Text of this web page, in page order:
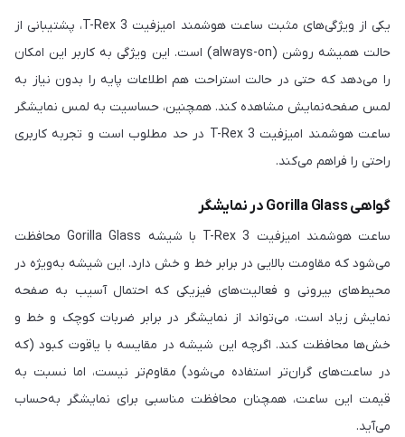
یکی از ویژگی‌های مثبت ساعت هوشمند امیزفیت T-Rex 3، پشتیبانی از
حالت همیشه روشن (always-on) است. این ویژگی به کاربر این امکان
را می‌دهد که حتی در حالت استراحت هم اطلاعات پایه را بدون نیاز به
لمس صفحه‌نمایش مشاهده کند. همچنین، حساسیت به لمس نمایشگر
ساعت هوشمند امیزفیت T-Rex 3 در حد مطلوب است و تجربه کاربری
راحتی را فراهم می‌کند.
گواهی Gorilla Glass در نمایشگر
ساعت هوشمند امیزفیت T-Rex 3 با شیشه Gorilla Glass محافظت
می‌شود که مقاومت بالایی در برابر خط و خش دارد. این شیشه به‌ویژه در
محیط‌های بیرونی و فعالیت‌های فیزیکی که احتمال آسیب به صفحه
نمایش زیاد است، می‌تواند از نمایشگر در برابر ضربات کوچک و خط و
خش‌ها محافظت کند. اگرچه این شیشه در مقایسه با یاقوت کبود (که
در ساعت‌های گران‌تر استفاده می‌شود) مقاوم‌تر نیست، اما نسبت به
قیمت این ساعت، همچنان محافظت مناسبی برای نمایشگر به‌حساب
می‌آید.